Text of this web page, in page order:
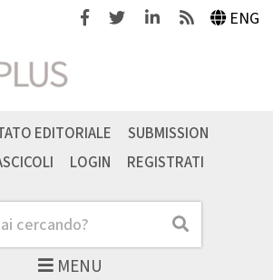
FacebookTwitterLinkedinFeeds ENG
MENU
Cerca
EDITORIALE
SUBMISSION
LOGIN REGISTRATI